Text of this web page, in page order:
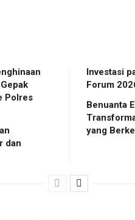
Polres
dan
Investasi
Forum
Benuanta
yang